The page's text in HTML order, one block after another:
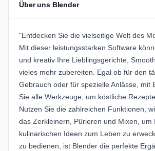
Über uns Blender
"Entdecken Sie die vielseitige Welt des
Mit dieser leistungsstarken Software
und kreativ Ihre Lieblingsgerichte,
vieles mehr zubereiten. Egal ob für den
Gebrauch oder für spezielle Anlässe, mit
Sie alle Werkzeuge, um köstliche
Nutzen Sie die zahlreichen Funktionen,
das Zerkleinern, Pürieren und Mixen, um
kulinarischen Ideen zum Leben zu
zu bedienen, ist Blender die perfekte